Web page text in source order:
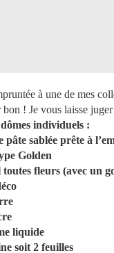
à une de mes
bon ! Je vous laisse
individuels :
pâte sablée prête à
Golden
toutes fleurs (avec un
liquide
soit 2 feuilles